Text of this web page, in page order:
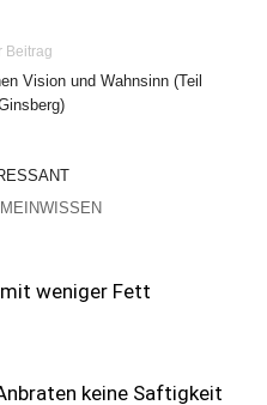
Beitrag
Vision und Wahnsinn (Teil
mit weniger Fett
keine Saftigkeit